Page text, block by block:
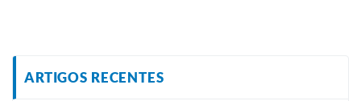
ARTIGOS RECENTES